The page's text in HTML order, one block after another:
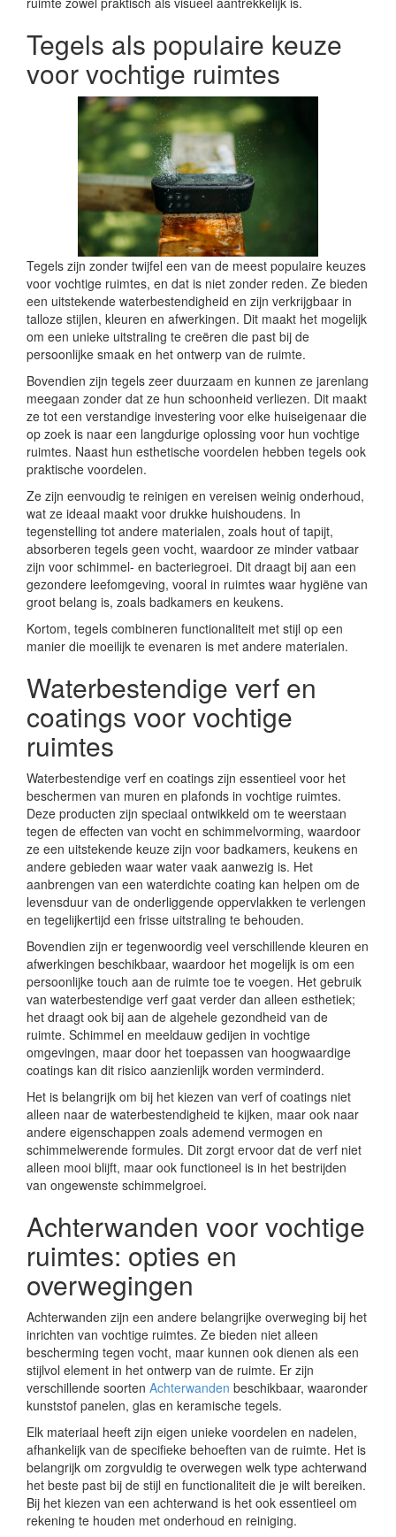
Tegels als populaire keuze
voor vochtige ruimtes
Tegels zijn zonder twijfel een van de meest populaire keuzes
voor vochtige ruimtes, en dat is niet zonder reden. Ze bieden
een uitstekende waterbestendigheid en zijn verkrijgbaar in
talloze stijlen, kleuren en afwerkingen. Dit maakt het mogelijk
om een unieke uitstraling te creëren die past bij de
persoonlijke smaak en het ontwerp van de ruimte.
Bovendien zijn tegels zeer duurzaam en kunnen ze jarenlang
meegaan zonder dat ze hun schoonheid verliezen. Dit maakt
ze tot een verstandige investering voor elke huiseigenaar die
op zoek is naar een langdurige oplossing voor hun vochtige
ruimtes. Naast hun esthetische voordelen hebben tegels ook
praktische voordelen.
Ze zijn eenvoudig te reinigen en vereisen weinig onderhoud,
wat ze ideaal maakt voor drukke huishoudens. In
tegenstelling tot andere materialen, zoals hout of tapijt,
absorberen tegels geen vocht, waardoor ze minder vatbaar
zijn voor schimmel- en bacteriegroei. Dit draagt bij aan een
gezondere leefomgeving, vooral in ruimtes waar hygiëne van
groot belang is, zoals badkamers en keukens.
Kortom, tegels combineren functionaliteit met stijl op een
manier die moeilijk te evenaren is met andere materialen.
Waterbestendige verf en
coatings voor vochtige
ruimtes
Waterbestendige verf en coatings zijn essentieel voor het
beschermen van muren en plafonds in vochtige ruimtes.
Deze producten zijn speciaal ontwikkeld om te weerstaan
tegen de effecten van vocht en schimmelvorming, waardoor
ze een uitstekende keuze zijn voor badkamers, keukens en
andere gebieden waar water vaak aanwezig is. Het
aanbrengen van een waterdichte coating kan helpen om de
levensduur van de onderliggende oppervlakken te verlengen
en tegelijkertijd een frisse uitstraling te behouden.
Bovendien zijn er tegenwoordig veel verschillende kleuren en
afwerkingen beschikbaar, waardoor het mogelijk is om een
persoonlijke touch aan de ruimte toe te voegen. Het gebruik
van waterbestendige verf gaat verder dan alleen esthetiek;
het draagt ook bij aan de algehele gezondheid van de
ruimte. Schimmel en meeldauw gedijen in vochtige
omgevingen, maar door het toepassen van hoogwaardige
coatings kan dit risico aanzienlijk worden verminderd.
Het is belangrijk om bij het kiezen van verf of coatings niet
alleen naar de waterbestendigheid te kijken, maar ook naar
andere eigenschappen zoals ademend vermogen en
schimmelwerende formules. Dit zorgt ervoor dat de verf niet
alleen mooi blijft, maar ook functioneel is in het bestrijden
van ongewenste schimmelgroei.
Achterwanden voor vochtige
ruimtes: opties en
overwegingen
Achterwanden zijn een andere belangrijke overweging bij het
inrichten van vochtige ruimtes. Ze bieden niet alleen
bescherming tegen vocht, maar kunnen ook dienen als een
stijlvol element in het ontwerp van de ruimte. Er zijn
verschillende soorten Achterwanden beschikbaar, waaronder
kunststof panelen, glas en keramische tegels.
Elk materiaal heeft zijn eigen unieke voordelen en nadelen,
afhankelijk van de specifieke behoeften van de ruimte. Het is
belangrijk om zorgvuldig te overwegen welk type achterwand
het beste past bij de stijl en functionaliteit die je wilt bereiken.
Bij het kiezen van een achterwand is het ook essentieel om
rekening te houden met onderhoud en reiniging.